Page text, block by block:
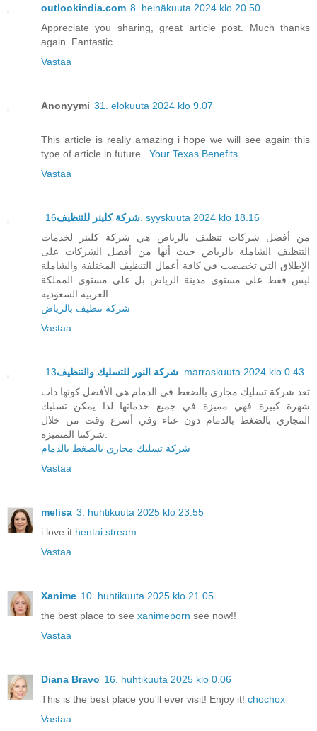
outlookindia.com 8. heinäkuuta 2024 klo 20.50
Appreciate you sharing, great article post. Much thanks
again. Fantastic.
Vastaa
Anonyymi 31. elokuuta 2024 klo 9.07
This article is really amazing i hope we will see again this
type of article in future.. Your Texas Benefits
Vastaa
شركة كلينر للتنظيف 16. syyskuuta 2024 klo 18.16
من أفضل شركات تنظيف بالرياض هي شركة كلينر لخدمات
التنظيف الشاملة بالرياض حيث أنها من أفضل الشركات على
الإطلاق التي تخصصت في كافة أعمال التنظيف المختلفة والشاملة
ليس فقط على مستوى مدينة الرياض بل على مستوى المملكة
شركة تنظيف بالرياض
Vastaa
شركة النور للتسليك والتنظيف 13. marraskuuta 2024 klo 0.43
تعد شركة تسليك مجاري بالضغط في الدمام هي الأفضل كونها ذات
شهرة كبيرة فهي مميزة في جميع خدماتها لذا يمكن تسليك
المجاري بالضغط بالدمام دون عناء وفي أسرع وقت من خلال
شركة تسليك مجاري بالضغط بالدمام
Vastaa
melisa 3. huhtikuuta 2025 klo 23.55
i love it hentai stream
Vastaa
Xanime 10. huhtikuuta 2025 klo 21.05
the best place to see xanimeporn see now!!
Vastaa
Diana Bravo 16. huhtikuuta 2025 klo 0.06
This is the best place you'll ever visit! Enjoy it! chochox
Vastaa